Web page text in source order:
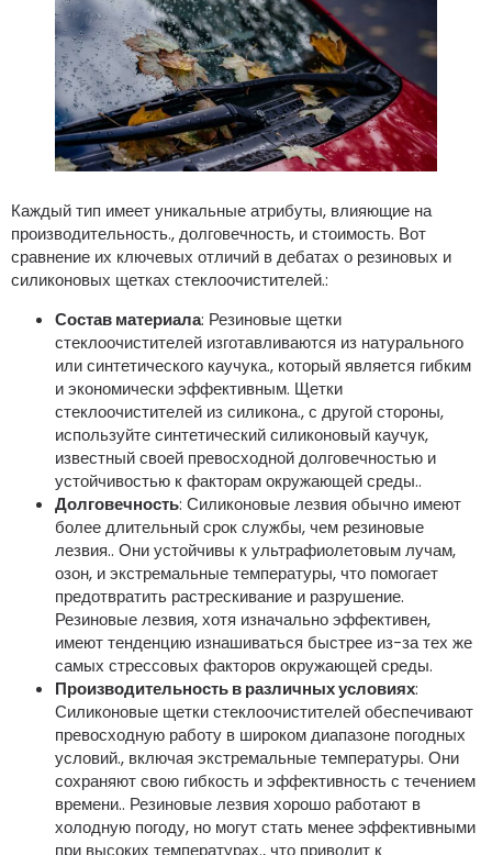
Каждый тип имеет уникальные атрибуты, влияющие на
производительность., долговечность, и стоимость. Вот
сравнение их ключевых отличий в дебатах о резиновых и
силиконовых щетках стеклоочистителей.:
Состав материала: Резиновые щетки
стеклоочистителей изготавливаются из натурального
или синтетического каучука., который является гибким
и экономически эффективным. Щетки
стеклоочистителей из силикона., с другой стороны,
используйте синтетический силиконовый каучук,
известный своей превосходной долговечностью и
устойчивостью к факторам окружающей среды..
Долговечность: Силиконовые лезвия обычно имеют
более длительный срок службы, чем резиновые
лезвия.. Они устойчивы к ультрафиолетовым лучам,
озон, и экстремальные температуры, что помогает
предотвратить растрескивание и разрушение.
Резиновые лезвия, хотя изначально эффективен,
имеют тенденцию изнашиваться быстрее из-за тех же
самых стрессовых факторов окружающей среды.
Производительность в различных условиях:
Силиконовые щетки стеклоочистителей обеспечивают
превосходную работу в широком диапазоне погодных
условий., включая экстремальные температуры. Они
сохраняют свою гибкость и эффективность с течением
времени.. Резиновые лезвия хорошо работают в
холодную погоду, но могут стать менее эффективными
при высоких температурах., что приводит к